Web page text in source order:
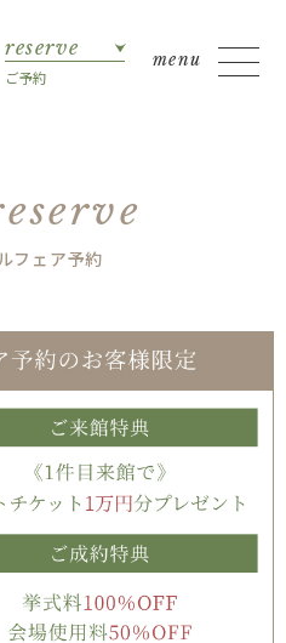
reserve
ご予約
フェア予約